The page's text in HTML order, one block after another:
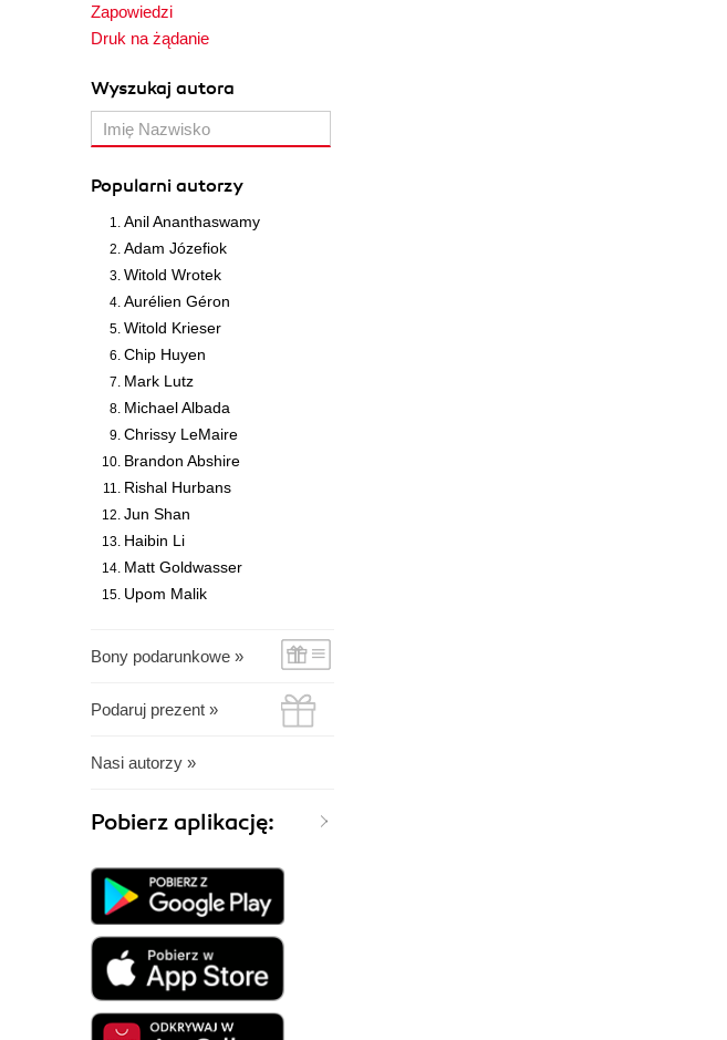
Zapowiedzi
Druk na żądanie
Wyszukaj autora
Popularni autorzy
Anil Ananthaswamy
Adam Józefiok
Witold Wrotek
Aurélien Géron
Witold Krieser
Chip Huyen
Mark Lutz
Michael Albada
Chrissy LeMaire
Brandon Abshire
Rishal Hurbans
Jun Shan
Haibin Li
Matt Goldwasser
Upom Malik
Bony podarunkowe »
Podaruj prezent »
Nasi autorzy »
Pobierz aplikację: